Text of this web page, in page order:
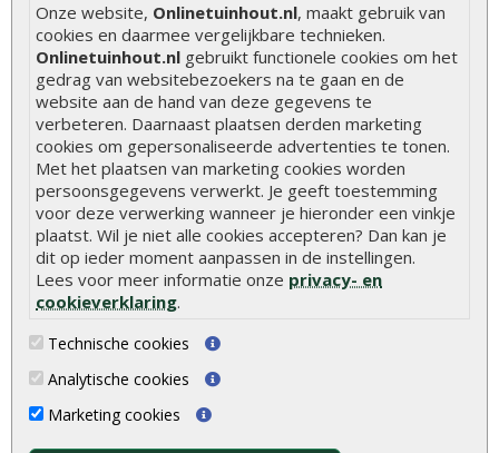
Onze website, Onlinetuinhout.nl, maakt gebruik van
cookies en daarmee vergelijkbare technieken.
Onlinetuinhout.nl gebruikt functionele cookies om het
gedrag van websitebezoekers na te gaan en de
website aan de hand van deze gegevens te
verbeteren. Daarnaast plaatsen derden marketing
cookies om gepersonaliseerde advertenties te tonen.
Met het plaatsen van marketing cookies worden
persoonsgegevens verwerkt. Je geeft toestemming
voor deze verwerking wanneer je hieronder een vinkje
plaatst. Wil je niet alle cookies accepteren? Dan kan je
dit op ieder moment aanpassen in de instellingen.
Lees voor meer informatie onze privacy- en
cookieverklaring.
Technische cookies
Analytische cookies
Marketing cookies
De fundering van een vlonder leggen
Hoe zelf een houten overkapping maken
Hoe zelf een vlonder leggen
Hoe betonpaal plaatsen
Hoe schutting plaatsen
De 9 beste tuinschermen van Onlinetuinhout.nl
Stijlvolle houtsoorten voor in de tuin
Duurzame tuin
Welke palen voor een schapenhek